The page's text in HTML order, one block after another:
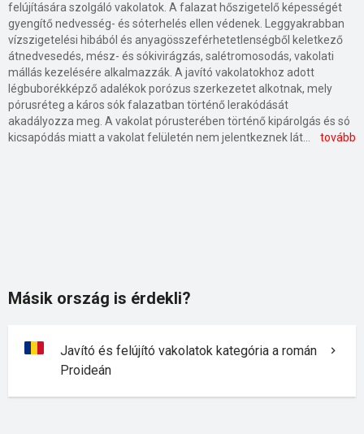
Másik ország is érdekli?
Javító és felújító vakolatok kategória a román
Proideán
felújítására szolgáló vakolatok. A falazat hőszigetelő képességét
gyengítő nedvesség- és sóterhelés ellen védenek. Leggyakrabban
vízszigetelési hibából és anyagösszeférhetetlenségből keletkező
átnedvesedés, mész- és sókivirágzás, salétromosodás, vakolati
mállás kezelésére alkalmazzák. A javító vakolatokhoz adott
légbuborékképző adalékok porózus szerkezetet alkotnak, mely
pórusréteg a káros sók falazatban történő lerakódását
akadályozza meg. A vakolat pórusterében történő kipárolgás és só
tovább